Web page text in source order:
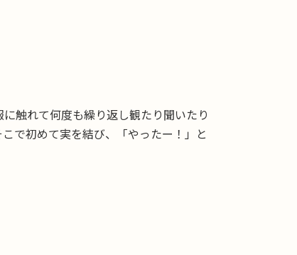
触れて何度も繰り返し観たり聞いたり
で初めて実を結び、「やったー！」と